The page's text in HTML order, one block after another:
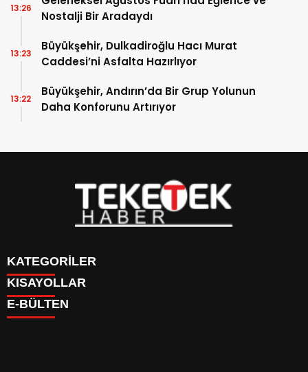
Nostalji Bir Aradaydı
13:26
Büyükşehir, Dulkadiroğlu Hacı Murat
Caddesi’ni Asfalta Hazırlıyor
13:23
Büyükşehir, Andırın’da Bir Grup Yolunun
Daha Konforunu Artırıyor
13:22
KATEGORİLER
DÜNYA
EĞİTİM
KISAYOLLAR
BURÇLAR
E-BÜLTEN